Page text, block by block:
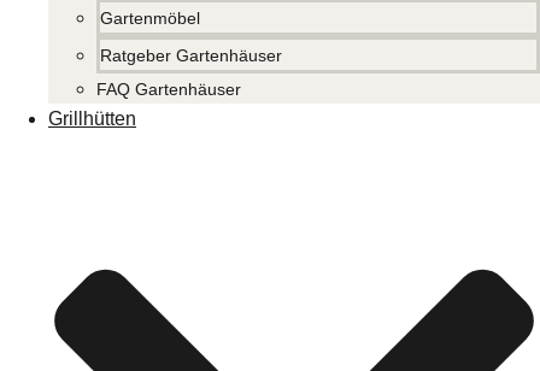
Gartenmöbel
Ratgeber Gartenhäuser
FAQ Gartenhäuser
Grillhütten